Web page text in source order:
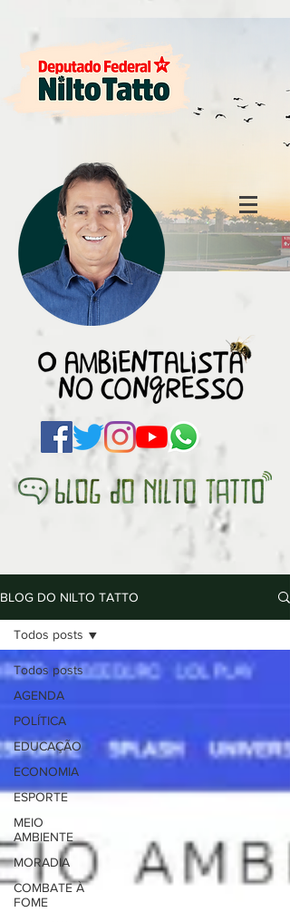
BLOG DO NILTO TATTO
Todos posts
AGENDA
POLÍTICA
EDUCAÇÃO
ECONOMIA
ESPORTE
MEIO
AMBIENTE
MORADIA
COMBATE À
FOME
Todos posts